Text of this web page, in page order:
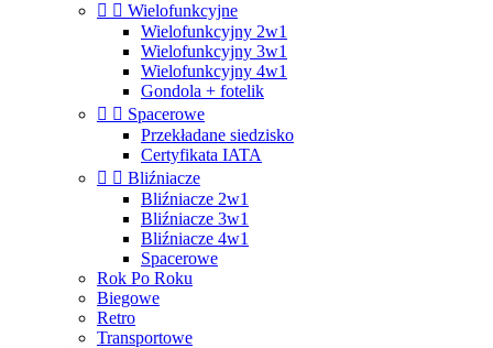
  Wielofunkcyjne
Wielofunkcyjny 2w1
Wielofunkcyjny 3w1
Wielofunkcyjny 4w1
Gondola + fotelik
  Spacerowe
Przekładane siedzisko
Certyfikata IATA
  Bliźniacze
Bliźniacze 2w1
Bliźniacze 3w1
Bliźniacze 4w1
Spacerowe
Rok Po Roku
Biegowe
Retro
Transportowe